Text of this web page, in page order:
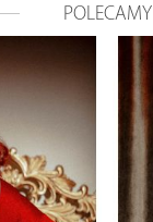
POLECAMY